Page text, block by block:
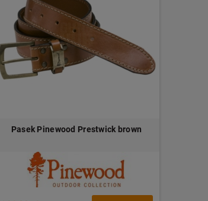
Pasek Pinewood Prestwick brown